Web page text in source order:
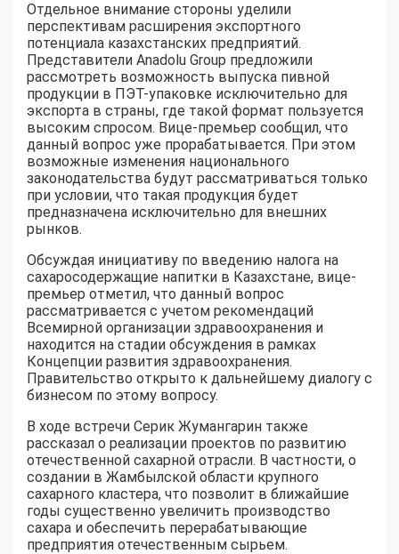
Отдельное внимание стороны уделили
перспективам расширения экспортного
потенциала казахстанских предприятий.
Представители Anadolu Group предложили
рассмотреть возможность выпуска пивной
продукции в ПЭТ-упаковке исключительно для
экспорта в страны, где такой формат пользуется
высоким спросом. Вице-премьер сообщил, что
данный вопрос уже прорабатывается. При этом
возможные изменения национального
законодательства будут рассматриваться только
при условии, что такая продукция будет
предназначена исключительно для внешних
рынков.
Обсуждая инициативу по введению налога на
сахаросодержащие напитки в Казахстане, вице-
премьер отметил, что данный вопрос
рассматривается с учетом рекомендаций
Всемирной организации здравоохранения и
находится на стадии обсуждения в рамках
Концепции развития здравоохранения.
Правительство открыто к дальнейшему диалогу с
бизнесом по этому вопросу.
В ходе встречи Серик Жумангарин также
рассказал о реализации проектов по развитию
отечественной сахарной отрасли. В частности, о
создании в Жамбылской области крупного
сахарного кластера, что позволит в ближайшие
годы существенно увеличить производство
сахара и обеспечить перерабатывающие
предприятия отечественным сырьем.